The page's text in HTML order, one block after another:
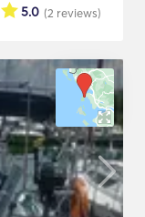
(2 reviews)
5.0